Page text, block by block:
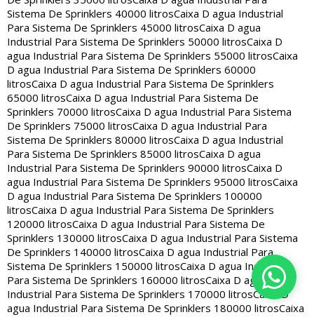
Sistema De Sprinklers 40000 litrosCaixa D agua Industrial
Para Sistema De Sprinklers 45000 litrosCaixa D agua
Industrial Para Sistema De Sprinklers 50000 litrosCaixa D
agua Industrial Para Sistema De Sprinklers 55000 litrosCaixa
D agua Industrial Para Sistema De Sprinklers 60000
litrosCaixa D agua Industrial Para Sistema De Sprinklers
65000 litrosCaixa D agua Industrial Para Sistema De
Sprinklers 70000 litrosCaixa D agua Industrial Para Sistema
De Sprinklers 75000 litrosCaixa D agua Industrial Para
Sistema De Sprinklers 80000 litrosCaixa D agua Industrial
Para Sistema De Sprinklers 85000 litrosCaixa D agua
Industrial Para Sistema De Sprinklers 90000 litrosCaixa D
agua Industrial Para Sistema De Sprinklers 95000 litrosCaixa
D agua Industrial Para Sistema De Sprinklers 100000
litrosCaixa D agua Industrial Para Sistema De Sprinklers
120000 litrosCaixa D agua Industrial Para Sistema De
Sprinklers 130000 litrosCaixa D agua Industrial Para Sistema
De Sprinklers 140000 litrosCaixa D agua Industrial Para
Sistema De Sprinklers 150000 litrosCaixa D agua Industrial
Para Sistema De Sprinklers 160000 litrosCaixa D agua
Industrial Para Sistema De Sprinklers 170000 litrosCaixa D
agua Industrial Para Sistema De Sprinklers 180000 litrosCaixa